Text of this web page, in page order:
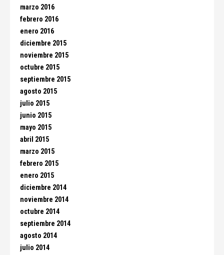
marzo 2016
febrero 2016
enero 2016
diciembre 2015
noviembre 2015
octubre 2015
septiembre 2015
agosto 2015
julio 2015
junio 2015
mayo 2015
abril 2015
marzo 2015
febrero 2015
enero 2015
diciembre 2014
noviembre 2014
octubre 2014
septiembre 2014
agosto 2014
julio 2014